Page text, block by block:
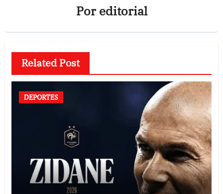
Poreditorial
Related Post
DEPORTES